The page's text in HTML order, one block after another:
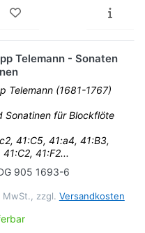
Telemann - Sonaten
Telemann (1681-1767)
Sonatinen für Blockflöte
41:C5, 41:a4, 41:B3,
41:F2...
905 1693-6
MwSt., zzgl. Versandkosten